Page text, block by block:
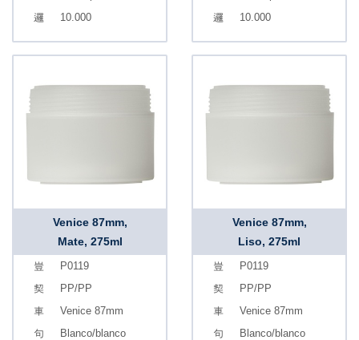
10.000
10.000
Venice 87mm,
Mate, 275ml
P0119
PP/PP
Venice 87mm
Blanco/blanco
Venice 87mm,
Liso, 275ml
P0119
PP/PP
Venice 87mm
Blanco/blanco